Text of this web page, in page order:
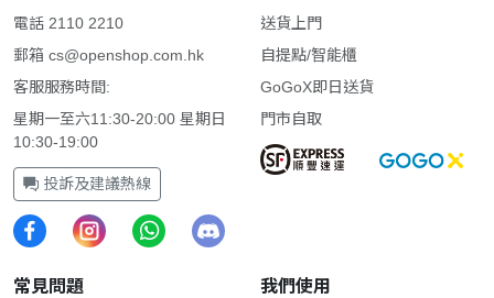
電話 2110 2210
郵箱 cs@openshop.com.hk
客服服務時間:
星期一至六11:30-20:00 星期日
10:30-19:00
投訴及建議熱線
送貨上門
自提點/智能櫃
GoGoX即日送貨
門市自取
常見問題 我們使用